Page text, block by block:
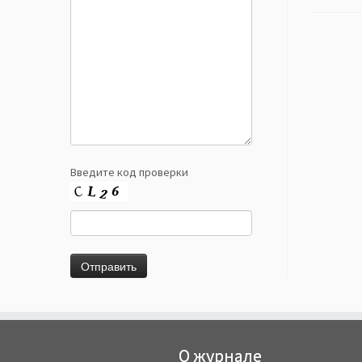
Введите код проверки
О журнале